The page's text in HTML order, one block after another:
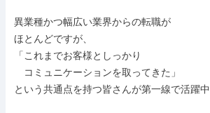
異業種かつ幅広い業界からの転職が
ほとんどですが、
「これまでお客様としっかり
コミュニケーションを取ってきた」
という共通点を持つ皆さんが第一線で活躍中